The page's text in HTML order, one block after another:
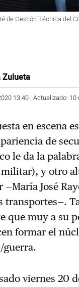
de Gestión Técnica del
Zulueta
13:40 | Actualizado: 10
en escena
de
le da la
y otro
—María José
transportes—.
que muy a su
formar el
guerra.
viernes 20